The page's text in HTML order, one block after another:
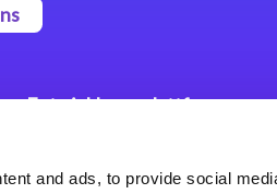
and ads, to provide social
Entwicklungsplattform